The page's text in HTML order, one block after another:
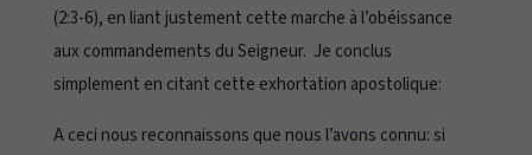
(2:3-6), en liant justement cette marche à l’obéissance
aux commandements du Seigneur. Je conclus
simplement en citant cette exhortation apostolique:
A ceci nous reconnaissons que nous l’avons connu: si